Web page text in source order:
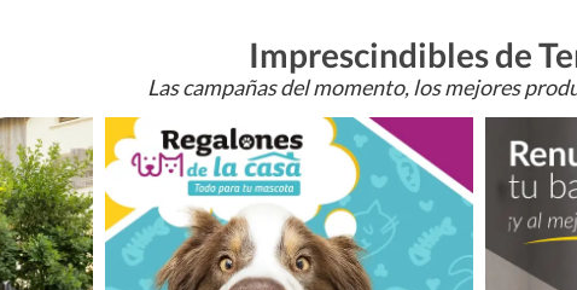
Imprescindibles de
Las campañas del momento, los mejores